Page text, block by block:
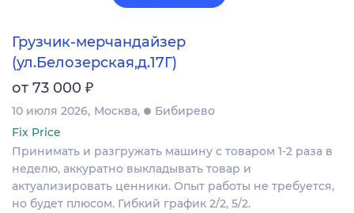
Грузчик-мерчандайзер
(ул.Белозерская,д.17Г)
от 73 000 ₽
10 июля 2026 Москва
Бибирево
Fix Price
Принимать и разгружать машину с товаром 1-2 раза в
неделю, аккуратно выкладывать товар и
актуализировать ценники. Опыт работы не требуется,
но будет плюсом. Гибкий график 2/2, 5/2.